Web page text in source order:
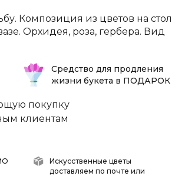
Композиция из цветов на стол
Орхидея, роза, гербера. Вид
Средство для продления
жизни букета в ПОДАРОК
покупку
клиентам
Искусственные цветы
доставляем по почте или